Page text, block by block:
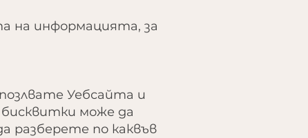
на информацията, за
Уебсайта и
може да
разберете по каквъв